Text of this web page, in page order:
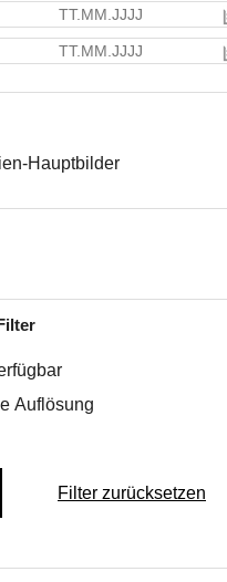
Hauptbilder
Auflösung
Filter zurücksetzen